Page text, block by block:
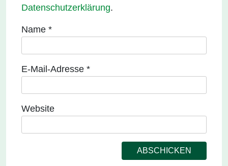
Datenschutzerklärung.
Name *
E-Mail-Adresse *
Website